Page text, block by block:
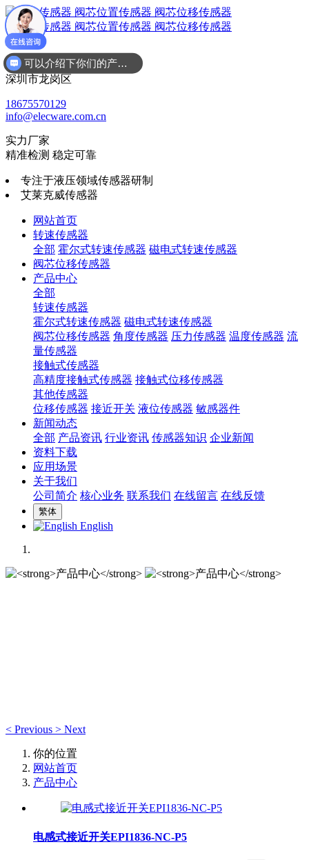
广东省
深圳市龙岗区
18675570129
info@elecware.com.cn
实力厂家
精准检测 稳定可靠
专注于液压领域传感器研制
艾莱克威传感器
网站首页
转速传感器
全部 霍尔式转速传感器 磁电式转速传感器
阀芯位移传感器
产品中心
全部
转速传感器
霍尔式转速传感器 磁电式转速传感器
阀芯位移传感器 角度传感器 压力传感器 温度传感器 流
量传感器
接触式传感器
高精度接触式传感器 接触式位移传感器
其他传感器
位移传感器 接近开关 液位传感器 敏感器件
新闻动态
全部 产品资讯 行业资讯 传感器知识 企业新闻
资料下载
应用场景
关于我们
公司简介 核心业务 联系我们 在线留言 在线反馈
繁体
English
< Previous > Next
你的位置
网站首页
产品中心
电感式接近开关EPI1836-NC-P5
可以介绍下你们的产品么